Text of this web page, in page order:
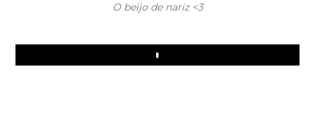
O beijo de nariz <3
Play